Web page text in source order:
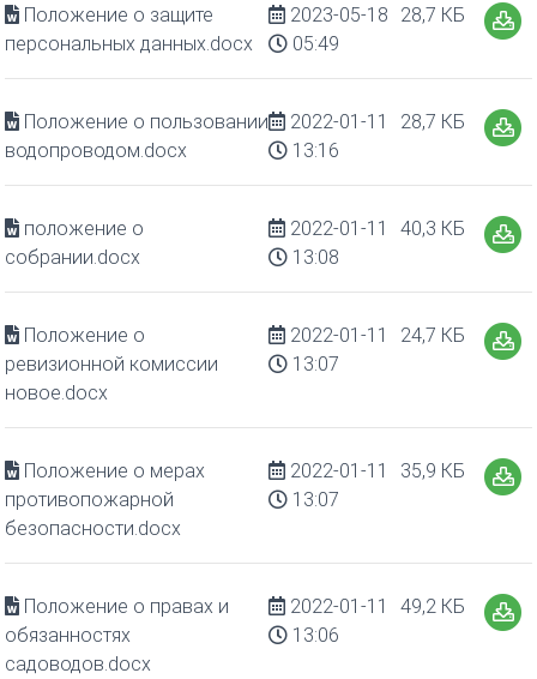
Положение о защите
персональных данных.docx
2023-05-18
05:49
28,7 КБ
Положение о пользовании
водопроводом.docx
2022-01-11
13:16
28,7 КБ
положение о
собрании.docx
2022-01-11
13:08
40,3 КБ
Положение о
ревизионной комиссии
новое.docx
2022-01-11
13:07
24,7 КБ
Положение о мерах
противопожарной
безопасности.docx
2022-01-11
13:07
35,9 КБ
Положение о правах и
обязанностях
садоводов.docx
2022-01-11
13:06
49,2 КБ